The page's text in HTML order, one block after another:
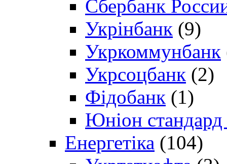
Сбербанк
Укрінбанк (9)
Укркоммунбанк
Укрсоцбанк (2)
Фідобанк (1)
Юніон стандард
Енергетіка (104)